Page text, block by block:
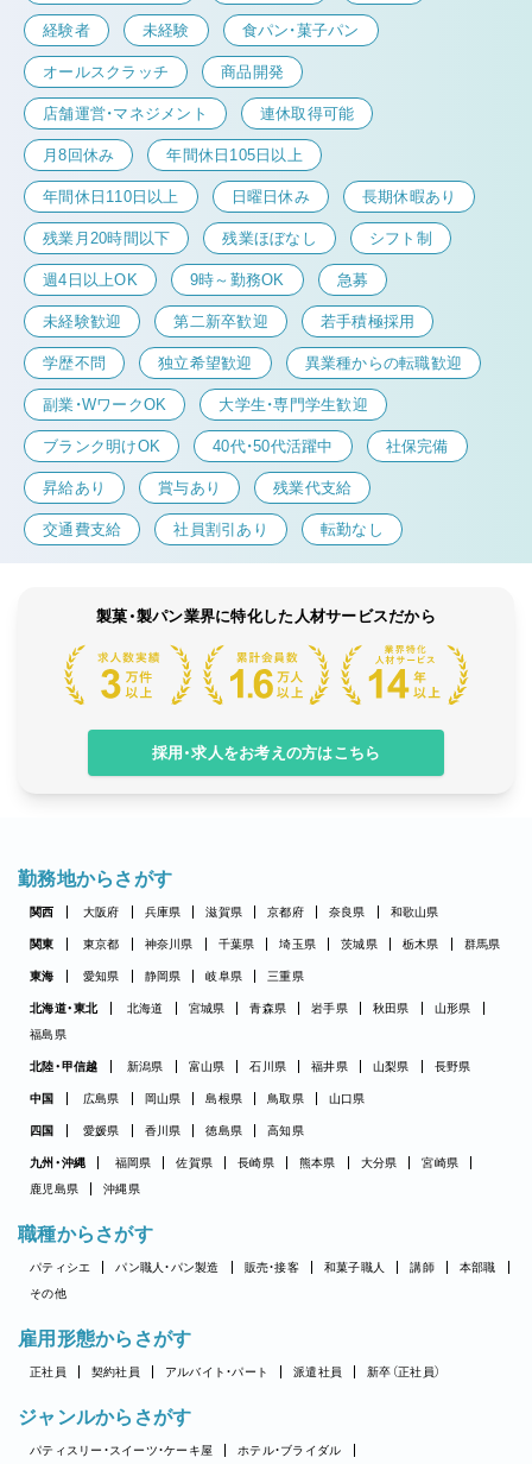
経験者 未経験 食パン・菓子パン
オールスクラッチ 商品開発
店舗運営・マネジメント 連休取得可能
月8回休み 年間休日105日以上
年間休日110日以上 日曜日休み 長期休暇あり
残業月20時間以下 残業ほぼなし シフト制
週4日以上OK 9時～勤務OK 急募
未経験歓迎 第二新卒歓迎 若手積極採用
学歴不問 独立希望歓迎 異業種からの転職歓迎
副業・WワークOK 大学生・専門学生歓迎
ブランク明けOK 40代・50代活躍中 社保完備
昇給あり 賞与あり 残業代支給
交通費支給 社員割引あり 転勤なし
製菓・製パン業界に特化した人材サービスだから
採用・求人をお考えの方はこちら
勤務地からさがす
関西 大阪府 兵庫県 滋賀県 京都府 奈良県 和歌山県
関東 東京都 神奈川県 千葉県 埼玉県 茨城県 栃木県 群馬県
東海 愛知県 静岡県 岐阜県 三重県
北海道・東北 北海道 宮城県 青森県 岩手県 秋田県
山形県
福島県
北陸・甲信越 新潟県 富山県 石川県 福井県 山梨県 長野県
中国 広島県 岡山県 島根県 鳥取県 山口県
四国 愛媛県 香川県 徳島県 高知県
九州・沖縄 福岡県 佐賀県 長崎県 熊本県 大分県
宮崎県
鹿児島県
沖縄県
職種からさがす
パティシエ パン職人・パン製造 販売・接客 和菓子職人 講師
本部職
その他
雇用形態からさがす
正社員 契約社員 アルバイト・パート 派遣社員 新卒（正社員）
ジャンルからさがす
パティスリー・スイーツ・ケーキ屋
ホテル・ブライダル